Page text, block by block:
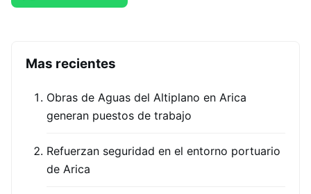
Mas recientes
Obras de Aguas del Altiplano en Arica
generan puestos de trabajo
Refuerzan seguridad en el entorno portuario
de Arica